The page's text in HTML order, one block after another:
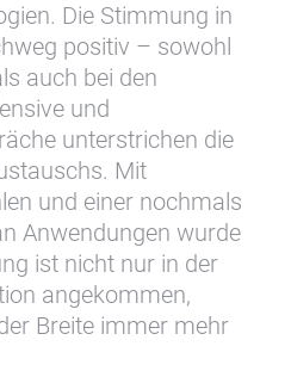
Die Stimmung in
positiv – sowohl
auch bei den
und
unterstrichen die
Mit
und einer nochmals
Anwendungen wurde
ist nicht nur in der
angekommen,
Breite immer mehr